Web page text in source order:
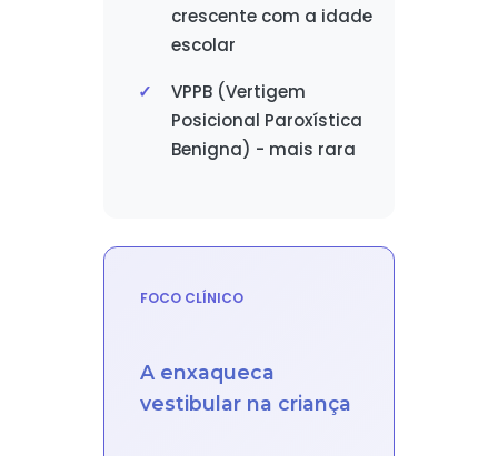
crescente com a idade
escolar
VPPB (Vertigem
Posicional Paroxística
Benigna) - mais rara
FOCO CLÍNICO
A enxaqueca
vestibular na criança